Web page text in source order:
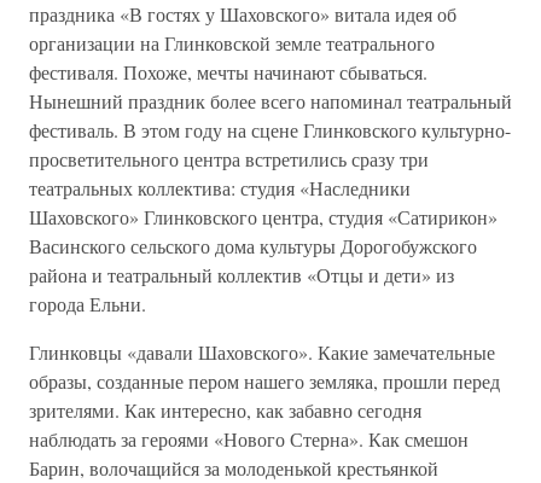
праздника «В гостях у Шаховского» витала идея об
организации на Глинковской земле театрального
фестиваля. Похоже, мечты начинают сбываться.
Нынешний праздник более всего напоминал театральный
фестиваль. В этом году на сцене Глинковского культурно-
просветительного центра встретились сразу три
театральных коллектива: студия «Наследники
Шаховского» Глинковского центра, студия «Сатирикон»
Васинского сельского дома культуры Дорогобужского
района и театральный коллектив «Отцы и дети» из
города Ельни.
Глинковцы «давали Шаховского». Какие замечательные
образы, созданные пером нашего земляка, прошли перед
зрителями. Как интересно, как забавно сегодня
наблюдать за героями «Нового Стерна». Как смешон
Барин, волочащийся за молоденькой крестьянкой